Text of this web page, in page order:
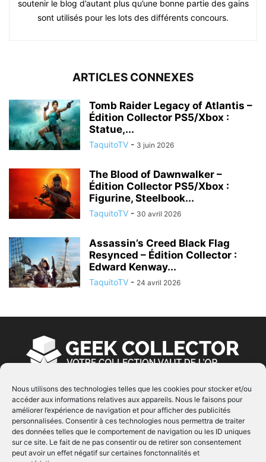
Nous utilisons des technologies telles que les cookies pour stocker et/ou
accéder aux informations relatives aux appareils. Nous le faisons pour
améliorer l’expérience de navigation et pour afficher des publicités
personnalisées. Consentir à ces technologies nous permettra de traiter
des données telles que le comportement de navigation ou les ID uniques
sur ce site. Le fait de ne pas consentir ou de retirer son consentement
peut avoir un effet négatif sur certaines fonctonnalités et
soutenir le blog d’autant plus qu’une bonne partie des gains
sont utilisés pour les lots des différents concours.
ARTICLES CONNEXES
Tomb Raider Legacy of Atlantis –
Édition Collector PS5/Xbox :
Statue,...
TaquitoTV - 3 juin 2026
The Blood of Dawnwalker –
Édition Collector PS5/Xbox :
Figurine, Steelbook...
TaquitoTV - 30 avril 2026
Assassin’s Creed Black Flag
Resynced – Édition Collector :
Edward Kenway...
TaquitoTV - 24 avril 2026
À PROPOS
© Copyright 2022 | Produit parEIMAI| Tous Droits
Réservés